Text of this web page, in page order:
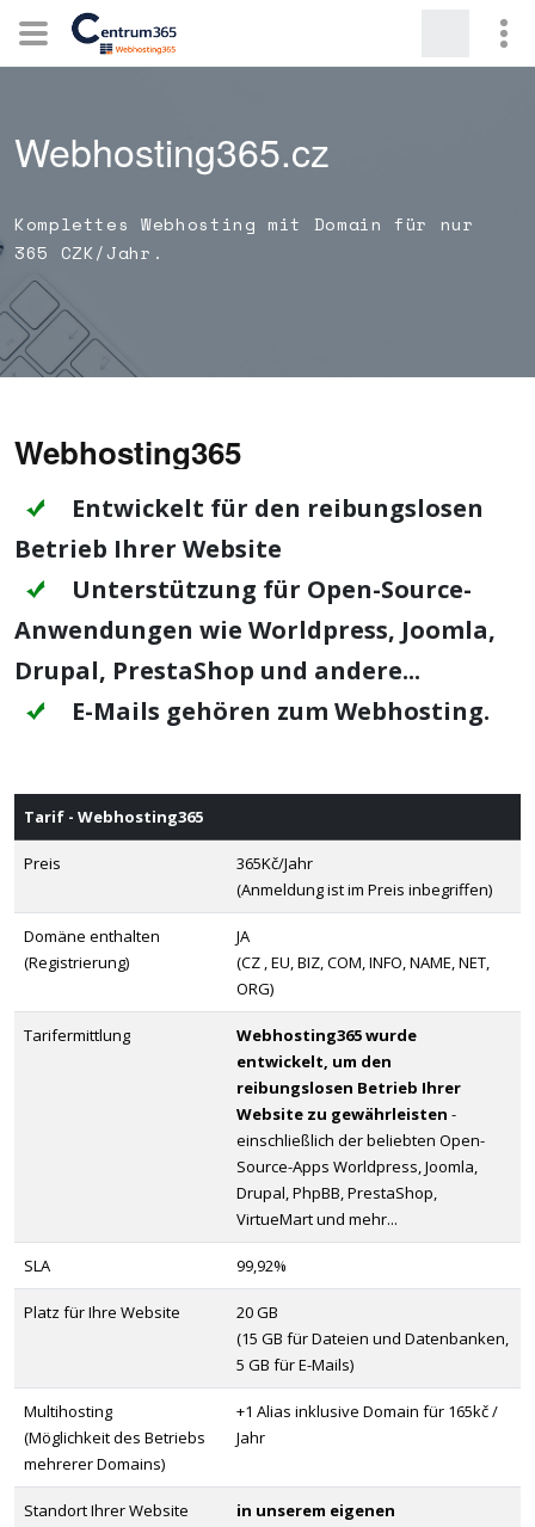
Webhosting365.cz
Komplettes Webhosting mit Domain für nur
365 CZK/Jahr.
Webhosting365
Entwickelt für den reibungslosen
Betrieb Ihrer Website
Unterstützung für Open-Source-
Anwendungen wie Worldpress, Joomla,
Drupal, PrestaShop und andere...
E-Mails gehören zum Webhosting.
Tarif - Webhosting365
Preis
365Kč/Jahr
(Anmeldung ist im Preis inbegriffen)
Domäne enthalten
(Registrierung)
JA
(CZ , EU, BIZ, COM, INFO, NAME, NET,
ORG)
Tarifermittlung
Webhosting365 wurde
entwickelt, um den
reibungslosen Betrieb Ihrer
Website zu gewährleisten -
einschließlich der beliebten Open-
Source-Apps Worldpress, Joomla,
Drupal, PhpBB, PrestaShop,
VirtueMart und mehr...
SLA 99,92%
Platz für Ihre Website
20 GB
(15 GB für Dateien und Datenbanken,
5 GB für E-Mails)
Multihosting
(Möglichkeit des Betriebs
mehrerer Domains)
+1 Alias inklusive Domain für 165kč /
Jahr
Standort Ihrer Website
in unserem eigenen